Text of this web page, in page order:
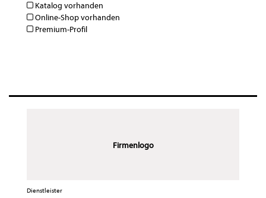
Katalog vorhanden
Online-Shop vorhanden
Premium-Profil
Firmenlogo
Dienstleister